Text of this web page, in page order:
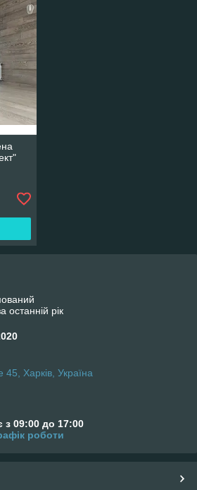
останній рік
Харків, Україна
з 09:00 до 17:00
роботи